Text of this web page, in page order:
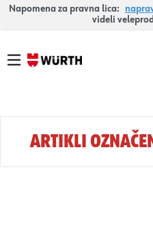
Napomena za pravna lica:
videli
ARTIKLI